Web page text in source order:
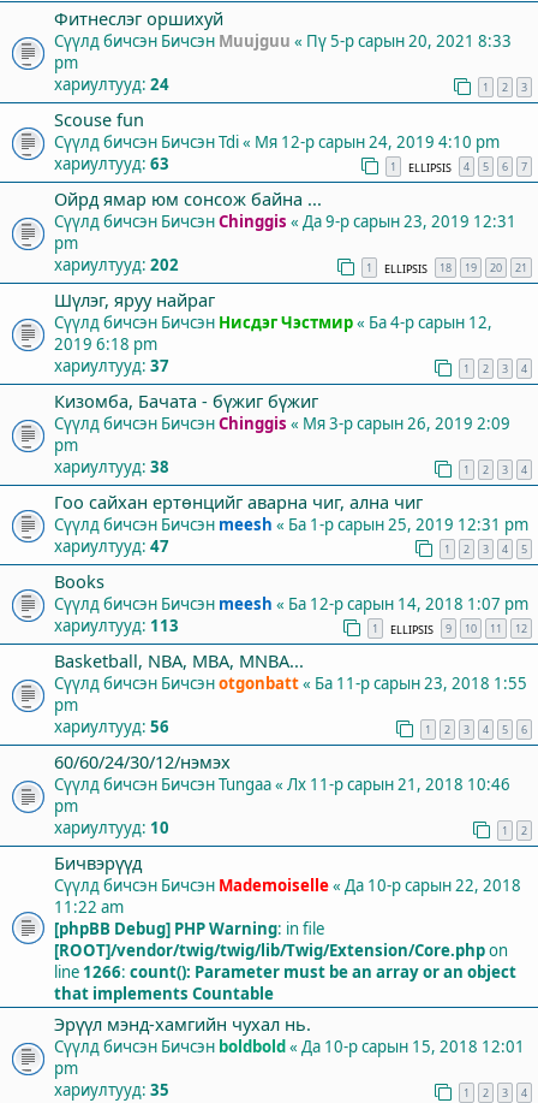
Фитнеслэг оршихуй
Сүүлд бичсэн Бичсэн Muujguu « Пү 5-р сарын 20, 2021 8:33
pm
хариултууд: 24 1 2 3
Scouse fun
Сүүлд бичсэн БичсэнTdi« Мя 12-р сарын 24, 2019 4:10 pm
хариултууд: 63 1 ELLIPSIS 4 5 6 7
Ойрд ямар юм сонсож байна ...
Сүүлд бичсэн БичсэнChinggis « Да 9-р сарын 23, 2019 12:31
pm
хариултууд: 202 1 ELLIPSIS 18 19 20 21
Шүлэг, яруу найраг
Сүүлд бичсэн Бичсэн Нисдэг Чэстмир« Ба 4-р сарын 12,
2019 6:18 pm
хариултууд: 37 1 2 3 4
Кизомба, Бачата - бүжиг бүжиг
Сүүлд бичсэн БичсэнChinggis « Мя 3-р сарын 26, 2019 2:09
pm
хариултууд: 38 1 2 3 4
Гоо сайхан ертөнцийг аварна чиг, ална чиг
Сүүлд бичсэн Бичсэн meesh « Ба 1-р сарын 25, 2019 12:31 pm
хариултууд: 47 1 2 3 4 5
Books
Сүүлд бичсэн Бичсэн meesh « Ба 12-р сарын 14, 2018 1:07 pm
хариултууд: 113 1 ELLIPSIS 9 10 11 12
Basketball, NBA, MBA, MNBA...
Сүүлд бичсэн Бичсэнotgonbatt« Ба 11-р сарын 23, 2018 1:55
pm
хариултууд: 56 1 2 3 4 5 6
60/60/24/30/12/нэмэх
Сүүлд бичсэн БичсэнTungaa« Лх 11-р сарын 21, 2018 10:46
pm
хариултууд: 10 1 2
Бичвэрүүд
Сүүлд бичсэн Бичсэн Mademoiselle« Да 10-р сарын 22, 2018
11:22 am
[phpBB Debug] PHP Warning: in file
[ROOT]/vendor/twig/twig/lib/Twig/Extension/Core.phpon
line 1266: count(): Parameter must be an array or an object
that implements Countable
Эрүүл мэнд-хамгийн чухал нь.
Сүүлд бичсэн Бичсэн boldbold« Да 10-р сарын 15, 2018 12:01
pm
хариултууд: 35 1 2 3 4